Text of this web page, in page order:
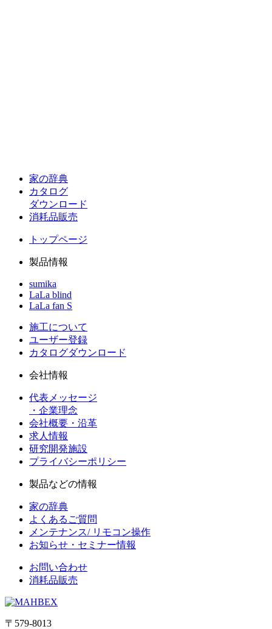
TEL 072-943-1825
受付時間：平日 9:00～17:00
(土日祝を除く)
家の辞典
カタログ
ダウンロード
消耗品販売
トップページ
製品情報
sumika
LaLa blind
LaLa fan S
施工について
ユーザー登録
カタログダウンロード
会社情報
代表メッセージ
・企業理念
会社概要・沿革
求人情報
研究開発施設
プライバシーポリシー
製品などの情報
家の辞典
よくあるご質問
メンテナンス/ リモコン操作
お知らせ・セミナー情報
お問い合わせ
消耗品販売
〒579-8013